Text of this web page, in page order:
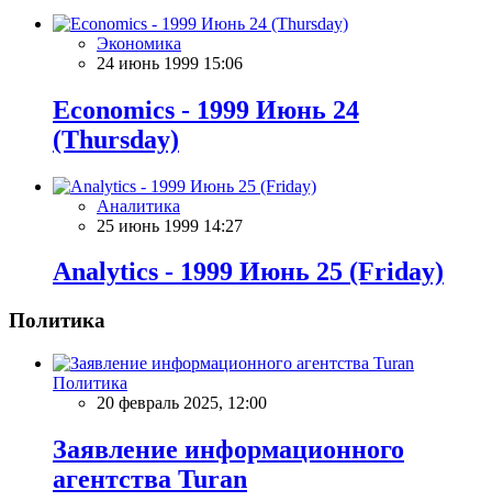
Экономика
24 июнь 1999 15:06
Economics - 1999 Июнь 24
(Thursday)
Аналитика
25 июнь 1999 14:27
Analytics - 1999 Июнь 25 (Friday)
Политика
Политика
20 февраль 2025, 12:00
Заявление информационного
агентства Turan